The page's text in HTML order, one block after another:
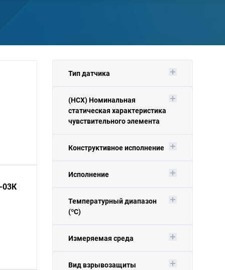
03К
Тип датчика
(НСХ) Номинальная
статическая характеристика
чувствительного элемента
Конструктивное исполнение
Исполнение
Температурный диапазон
(ºC)
Измеряемая среда
Вид взрывозащиты